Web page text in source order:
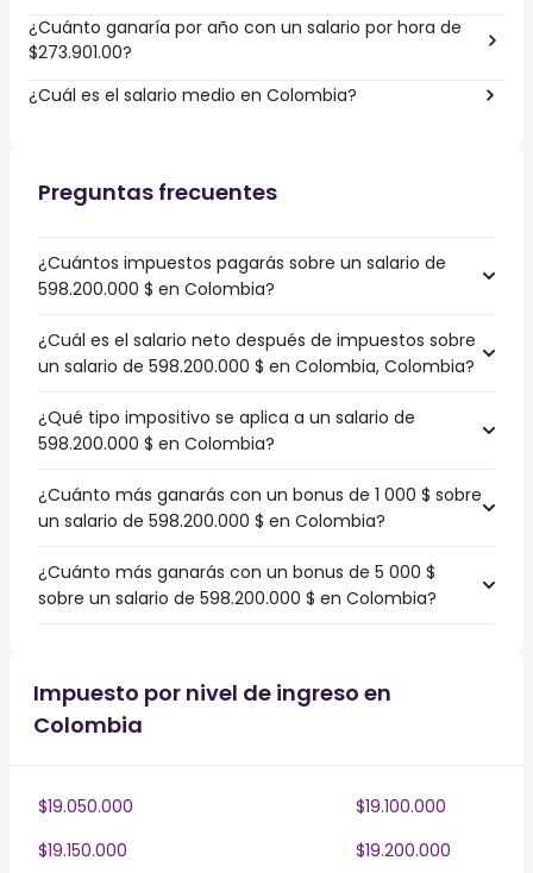
¿Cuánto ganaría por año con un salario por hora de
$273.901.00?
¿Cuál es el salario medio en Colombia?
Preguntas frecuentes
¿Cuántos impuestos pagarás sobre un salario de
598.200.000 $ en Colombia?
¿Cuál es el salario neto después de impuestos sobre
un salario de 598.200.000 $ en Colombia, Colombia?
¿Qué tipo impositivo se aplica a un salario de
598.200.000 $ en Colombia?
¿Cuánto más ganarás con un bonus de 1 000 $ sobre
un salario de 598.200.000 $ en Colombia?
¿Cuánto más ganarás con un bonus de 5 000 $
sobre un salario de 598.200.000 $ en Colombia?
Impuesto por nivel de ingreso en
Colombia
$19.050.000
$19.100.000
$19.150.000
$19.200.000